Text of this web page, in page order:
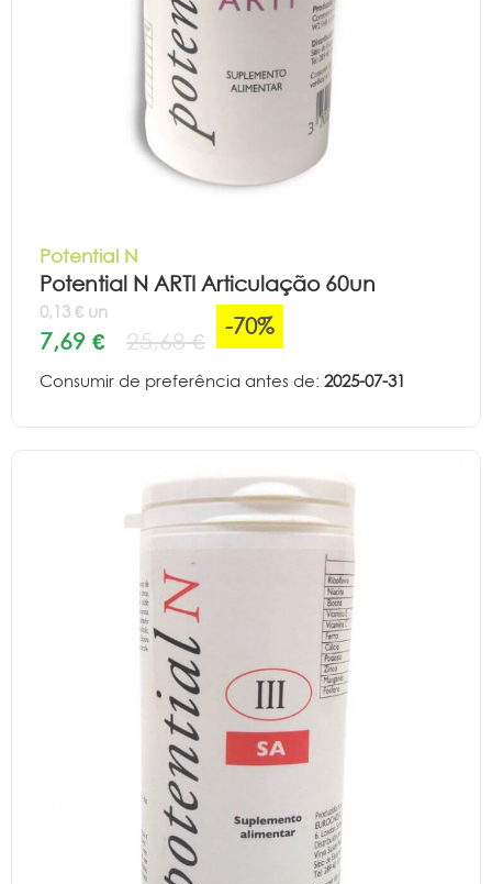
Potential N
Potential N ARTI Articulação 60un
0,13 € un
7,69 € 25,68 €
-70%
Consumir de preferência antes de: 2025-07-31